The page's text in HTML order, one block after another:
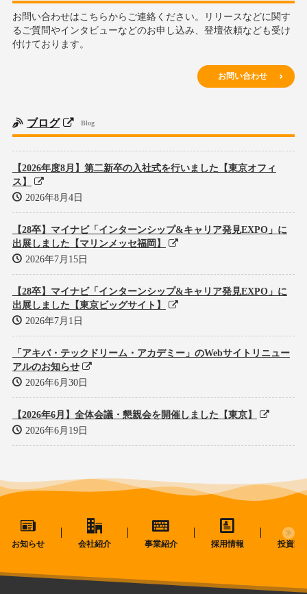
お問い合わせはこちらからご連絡ください。リリースなどに関す
るご質問やインタビューなどのお申し込み、登壇依頼なども受け
付けております。
お問い合わせ
ブログ Blog
【2026年度8月】第二新卒の入社式を行いました【東京オフィ
ス】
2026年8月4日
【28卒】マイナビ「インターンシップ&キャリア発見EXPO」に
出展しました【マリンメッセ福岡】
2026年7月15日
【28卒】マイナビ「インターンシップ&キャリア発見EXPO」に
出展しました【東京ビッグサイト】
2026年7月1日
「アキバ・テックドリーム・アカデミー」のWebサイトリニュー
アルのお知らせ
2026年6月30日
【2026年6月】全体会議・懇親会を開催しました【東京】
2026年6月19日
お知らせ 会社紹介 事業紹介 採用情報 投資家